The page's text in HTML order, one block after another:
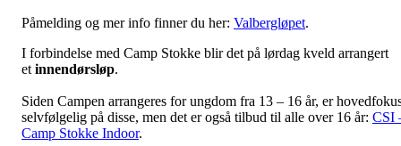
Påmelding og mer info finner du her: Valbergløpet.
I forbindelse med Camp Stokke blir det på lørdag kveld arrangert
et innendørsløp.
Siden Campen arrangeres for ungdom fra 13 – 16 år, er
selvfølgelig på disse, men det er også tilbud til alle over 16 år: CSI
Camp Stokke Indoor.